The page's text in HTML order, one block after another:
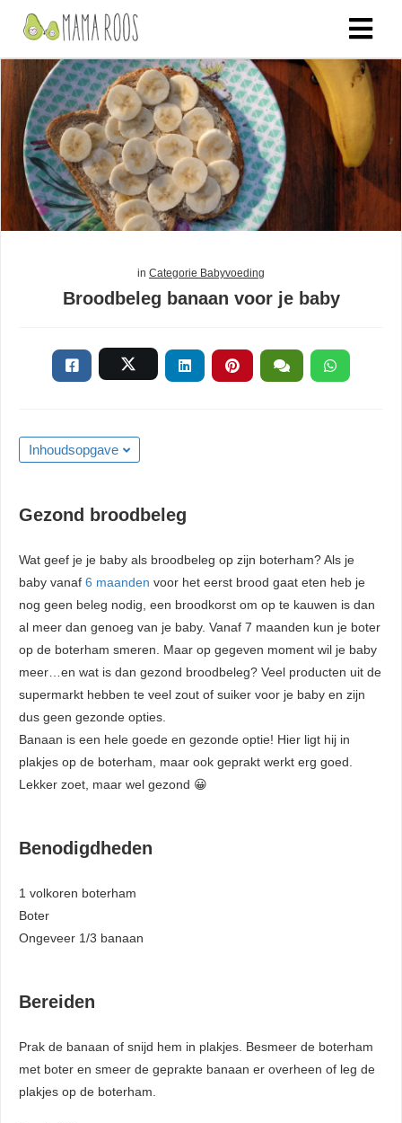
in Categorie Babyvoeding
Broodbeleg banaan voor je baby
Inhoudsopgave
Gezond broodbeleg
Wat geef je je baby als broodbeleg op zijn boterham? Als je
baby vanaf 6 maanden voor het eerst brood gaat eten heb je
nog geen beleg nodig, een broodkorst om op te kauwen is dan
al meer dan genoeg van je baby. Vanaf 7 maanden kun je boter
op de boterham smeren. Maar op gegeven moment wil je baby
meer…en wat is dan gezond broodbeleg? Veel producten uit de
supermarkt hebben te veel zout of suiker voor je baby en zijn
dus geen gezonde opties.
Banaan is een hele goede en gezonde optie! Hier ligt hij in
plakjes op de boterham, maar ook geprakt werkt erg goed.
Lekker zoet, maar wel gezond 😀
Benodigdheden
1 volkoren boterham
Boter
Ongeveer 1/3 banaan
Bereiden
Prak de banaan of snijd hem in plakjes. Besmeer de boterham
met boter en smeer de geprakte banaan er overheen of leg de
plakjes op de boterham.